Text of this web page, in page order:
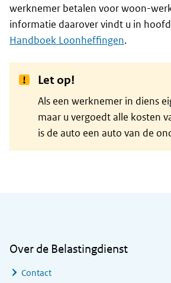
werknemer betalen voor woon-
informatie daarover vindt u in
Handboek Loonheffingen.
Let op!
Als een werknemer in diens
maar u vergoedt alle kosten
is de auto een auto van de
Over de Belastingdienst
Contact